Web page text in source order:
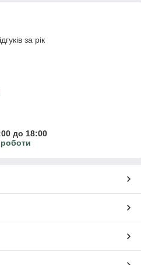
за рік
до 18:00